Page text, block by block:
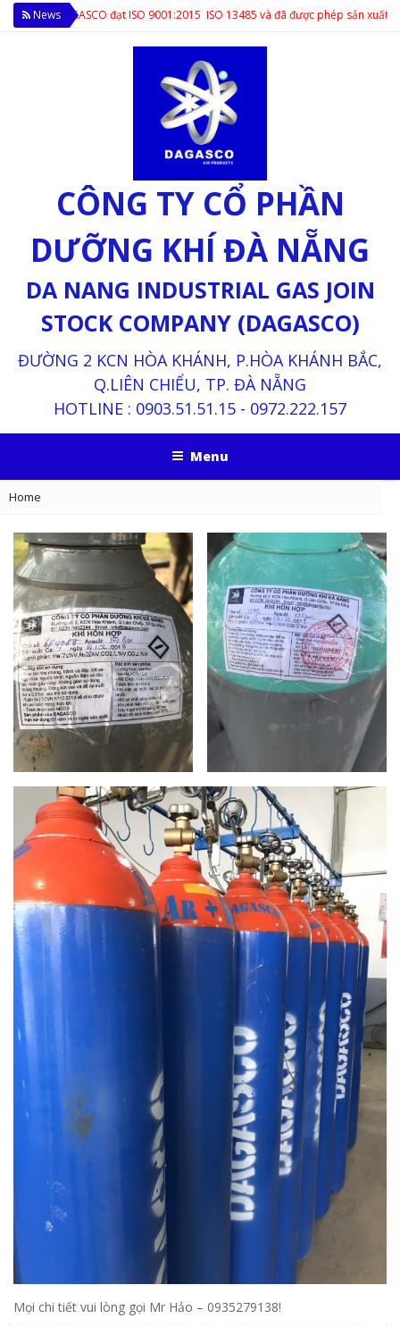
News
ISO 9001:2015 ISO 13485 và đã được phép sản xuất ô xy y tế theo tiêu
CÔNG TY CỔ PHẦN
DƯỠNG KHÍ ĐÀ NẴNG
DA NANG INDUSTRIAL GAS JOIN
STOCK COMPANY (DAGASCO)
ĐƯỜNG 2 KCN HÒA KHÁNH, P.HÒA KHÁNH BẮC,
Q.LIÊN CHIỂU, TP. ĐÀ NẴNG
HOTLINE : 0903.51.51.15 - 0972.222.157
Menu
Home
Mọi chi tiết vui lòng gọi Mr Hảo – 0935279138!